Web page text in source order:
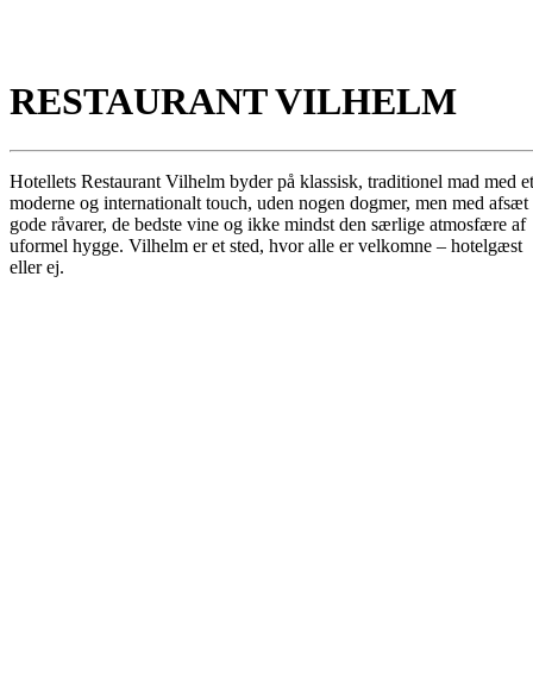
RESTAURANT VILHELM
Hotellets Restaurant Vilhelm byder på klassisk, traditionel mad med et
moderne og internationalt touch, uden nogen dogmer, men med afsæt
gode råvarer, de bedste vine og ikke mindst den særlige atmosfære af
uformel hygge. Vilhelm er et sted, hvor alle er velkomne – hotelgæst
eller ej.